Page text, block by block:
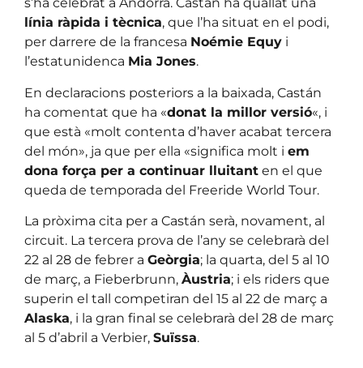
s’ha celebrat a Andorra. Castán ha quallat una
línia ràpida i tècnica, que l’ha situat en el podi,
per darrere de la francesa Noémie Equy i
l’estatunidenca Mia Jones.
En declaracions posteriors a la baixada, Castán
ha comentat que ha «donat la millor versió«, i
que està «molt contenta d’haver acabat tercera
del món», ja que per ella «significa molt i em
dona força per a continuar lluitant en el que
queda de temporada del Freeride World Tour.
La pròxima cita per a Castán serà, novament, al
circuit. La tercera prova de l’any se celebrarà del
22 al 28 de febrer a Geòrgia; la quarta, del 5 al 10
de març, a Fieberbrunn, Àustria; i els riders que
superin el tall competiran del 15 al 22 de març a
Alaska, i la gran final se celebrarà del 28 de març
al 5 d’abril a Verbier, Suïssa.